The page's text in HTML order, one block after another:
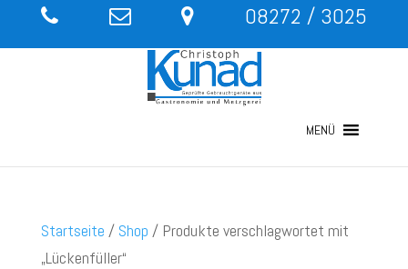
08272 / 3025
MENÜ
Startseite / Shop / Produkte verschlagwortet mit
„Lückenfüller“